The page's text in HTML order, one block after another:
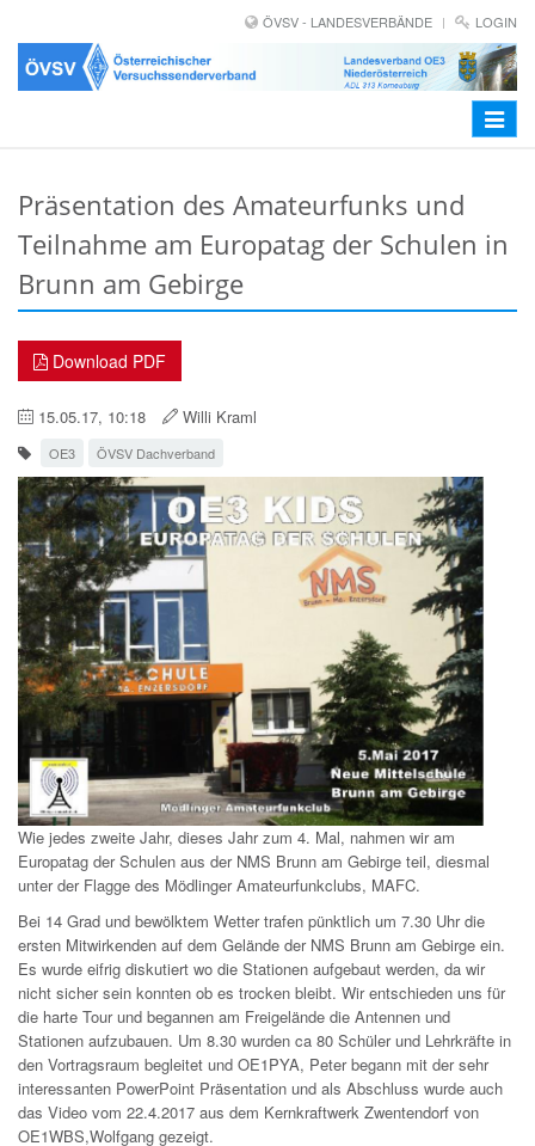
ÖVSV - LANDESVERBÄNDE LOGIN
Toggle
Präsentation des Amateurfunks und
Teilnahme am Europatag der Schulen in
Brunn am Gebirge
Download PDF
15.05.17, 10:18 Willi Kraml
OE3 ÖVSV Dachverband
Wie jedes zweite Jahr, dieses Jahr zum 4. Mal, nahmen wir am
Europatag der Schulen aus der NMS Brunn am Gebirge teil, diesmal
unter der Flagge des Mödlinger Amateurfunkclubs, MAFC.
Bei 14 Grad und bewölktem Wetter trafen pünktlich um 7.30 Uhr die
ersten Mitwirkenden auf dem Gelände der NMS Brunn am Gebirge ein.
Es wurde eifrig diskutiert wo die Stationen aufgebaut werden, da wir
nicht sicher sein konnten ob es trocken bleibt. Wir entschieden uns für
die harte Tour und begannen am Freigelände die Antennen und
Stationen aufzubauen. Um 8.30 wurden ca 80 Schüler und Lehrkräfte in
den Vortragsraum begleitet und OE1PYA, Peter begann mit der sehr
interessanten PowerPoint Präsentation und als Abschluss wurde auch
das Video vom 22.4.2017 aus dem Kernkraftwerk Zwentendorf von
OE1WBS,Wolfgang gezeigt.